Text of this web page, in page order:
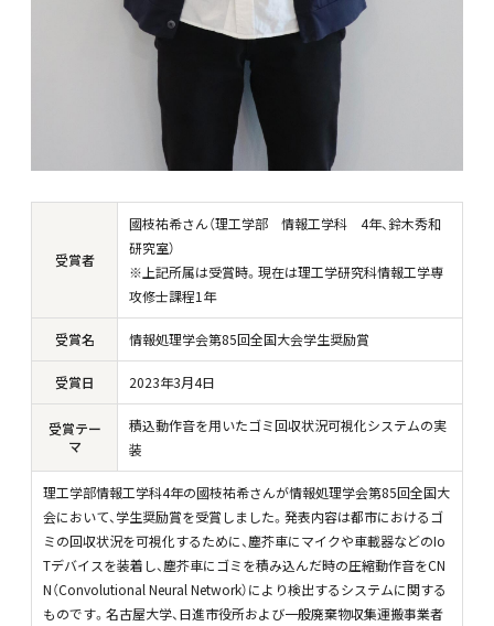
受賞者
國枝祐希さん（理工学部 情報工学科 4年、鈴木秀和
研究室）
※上記所属は受賞時。現在は理工学研究科情報工学専
攻修士課程1年
受賞名 情報処理学会第85回全国大会学生奨励賞
受賞日 2023年3月4日
受賞テー
マ
積込動作音を用いたゴミ回収状況可視化システムの実
装
理工学部情報工学科4年の國枝祐希さんが情報処理学会第85回全国大
会において、学生奨励賞を受賞しました。発表内容は都市におけるゴ
ミの回収状況を可視化するために、塵芥車にマイクや車載器などのIo
Tデバイスを装着し、塵芥車にゴミを積み込んだ時の圧縮動作音をCN
N（Convolutional Neural Network）により検出するシステムに関する
ものです。名古屋大学、日進市役所および一般廃棄物収集運搬事業者